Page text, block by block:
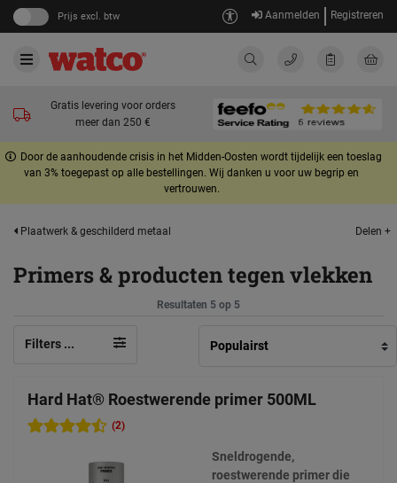
Prijs excl. btw Aanmelden Registreren
Gratis levering voor orders
meer dan 250 €
Door de aanhoudende crisis in het Midden-Oosten wordt tijdelijk een toeslag
van 3% toegepast op alle bestellingen. Wij danken u voor uw begrip en
vertrouwen.
Plaatwerk & geschilderd metaal Delen +
Primers & producten tegen vlekken
Resultaten 5 op 5
Filters ...
Hard Hat® Roestwerende primer 500ML
(2)
Sneldrogende,
roestwerende primer die